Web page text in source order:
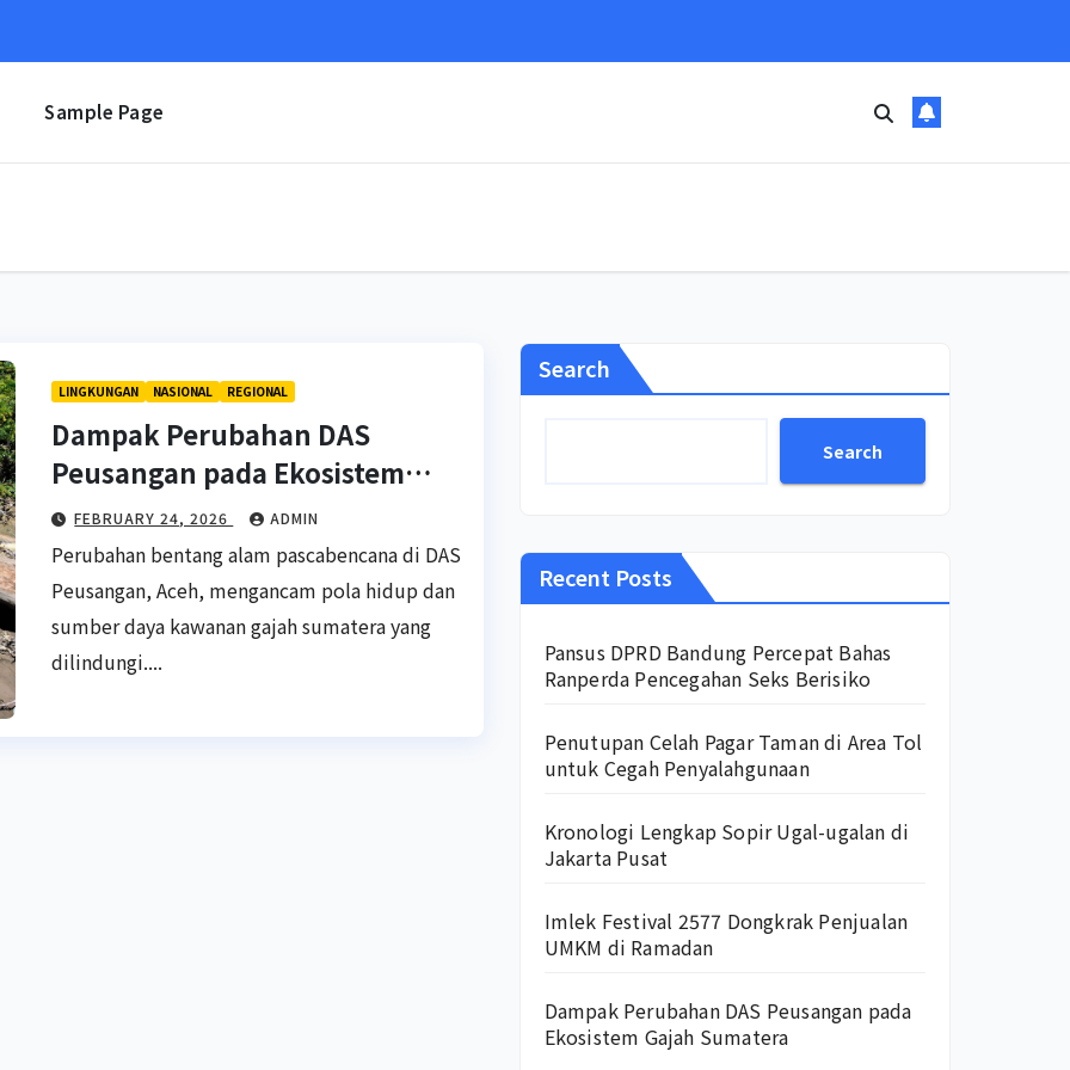
Sample Page
LINGKUNGAN NASIONAL REGIONAL
Dampak Perubahan DAS
Peusangan pada Ekosistem
Gajah Sumatera
FEBRUARY 24, 2026 ADMIN
Perubahan bentang alam pascabencana di DAS
Peusangan, Aceh, mengancam pola hidup dan
sumber daya kawanan gajah sumatera yang
dilindungi....
Search
Search
Recent Posts
Pansus DPRD Bandung Percepat Bahas
Ranperda Pencegahan Seks Berisiko
Penutupan Celah Pagar Taman di Area Tol
untuk Cegah Penyalahgunaan
Kronologi Lengkap Sopir Ugal-ugalan di
Jakarta Pusat
Imlek Festival 2577 Dongkrak Penjualan
UMKM di Ramadan
Dampak Perubahan DAS Peusangan pada
Ekosistem Gajah Sumatera